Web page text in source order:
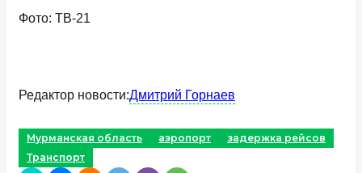
Фото: ТВ-21
Редактор новости:Дмитрий Горнаев
Мурманская область аэропорт
задержка рейсов
Транспорт